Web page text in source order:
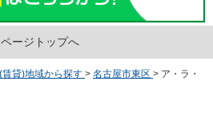
ページトップへ
(賃貸)地域から探す > 名古屋市東区 > ア・ラ・